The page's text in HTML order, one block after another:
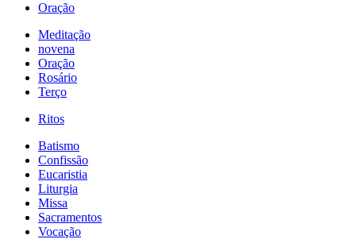
Oração
Meditação
novena
Oração
Rosário
Terço
Ritos
Batismo
Confissão
Eucaristia
Liturgia
Missa
Sacramentos
Vocação